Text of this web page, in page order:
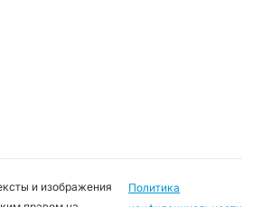
и изображения
Политика